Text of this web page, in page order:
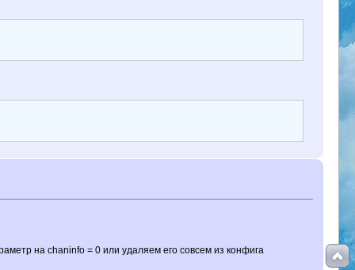
на chaninfo = 0 или удаляем его совсем из конфига